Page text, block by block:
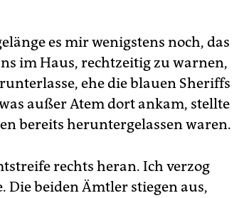
es mir wenigstens noch, das
im Haus, rechtzeitig zu warnen,
ehe die blauen Sheriffs
außer Atem dort ankam, stellte
bereits heruntergelassen waren.
rechts heran. Ich verzog
Die beiden Ämtler stiegen aus,